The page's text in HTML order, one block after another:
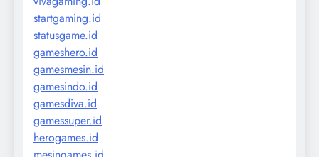
startgaming.id
statusgame.id
gameshero.id
gamesmesin.id
gamesindo.id
gamesdiva.id
gamessuper.id
herogames.id